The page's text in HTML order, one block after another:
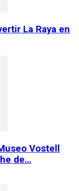
La Raya en
Vostell
de…